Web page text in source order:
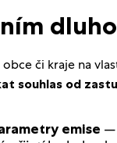
či kraje na
souhlas od
emise —